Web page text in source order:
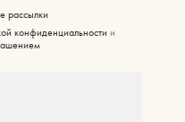
рассылки
конфиденциальности и